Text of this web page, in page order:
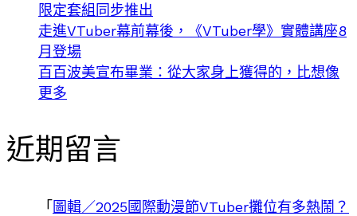
限定套組同步推出
走進VTuber幕前幕後，《VTuber學》實體講座8
月登場
百百波美宣布畢業：從大家身上獲得的，比想像
更多
近期留言
「圖輯／2025國際動漫節VTuber攤位有多熱鬧？